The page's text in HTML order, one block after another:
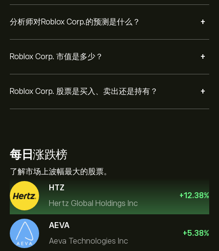
分析师对Roblox Corp.的预测是什么？ +
Roblox Corp. 市值是多少？ +
Roblox Corp. 股票是买入、卖出还是持有？ +
每日涨跌榜
了解市场上波幅最大的股票。
HTZ
Hertz Global Holdings Inc
+12.38%
AEVA
Aeva Technologies Inc
+5.38%